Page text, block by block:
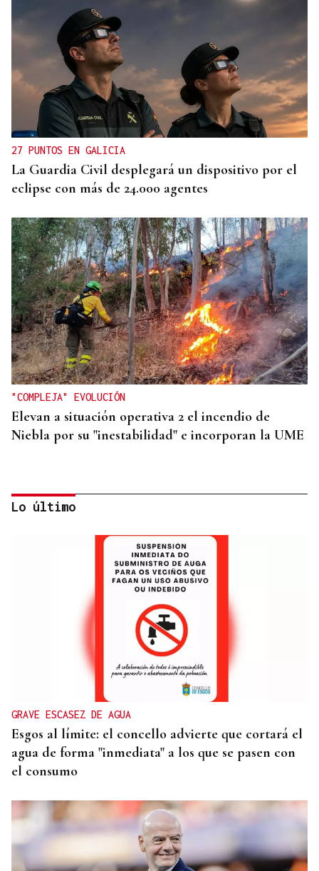
27 PUNTOS EN GALICIA
La Guardia Civil desplegará un dispositivo por el
eclipse con más de 24.000 agentes
"COMPLEJA" EVOLUCIÓN
Elevan a situación operativa 2 el incendio de
Niebla por su "inestabilidad" e incorporan la UME
Formentera, refugio de lujo discreto en el
Mediterráneo
Lo último
GRAVE ESCASEZ DE AGUA
Esgos al límite: el concello advierte que cortará el
agua de forma "inmediata" a los que se pasen con
el consumo